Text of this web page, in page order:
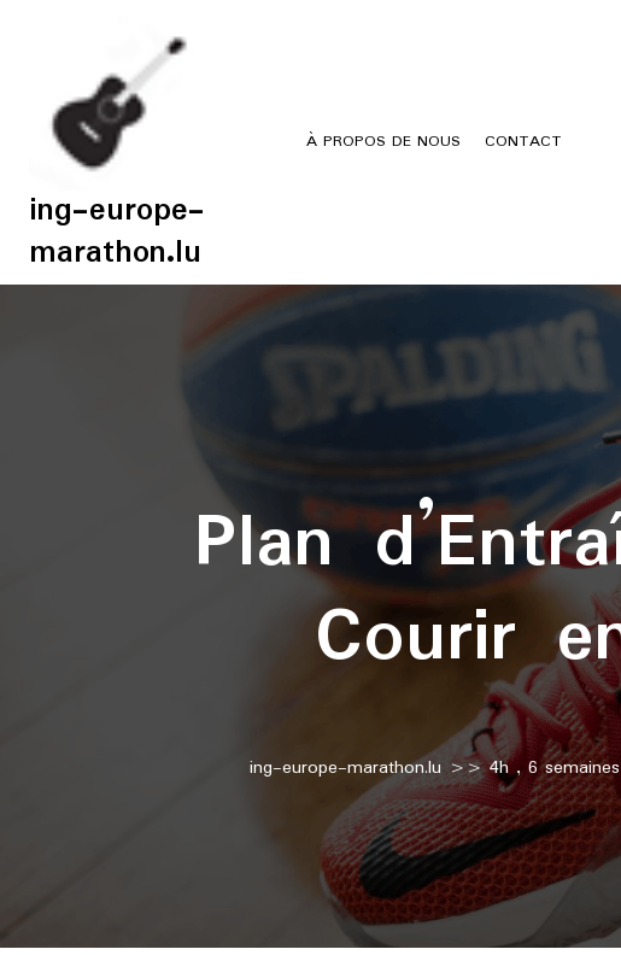
ing-europe-
marathon.lu
À PROPOS DE NOUS CONTACT
Plan
Courir
ing-europe-marathon.lu >>4h, 6 semaines